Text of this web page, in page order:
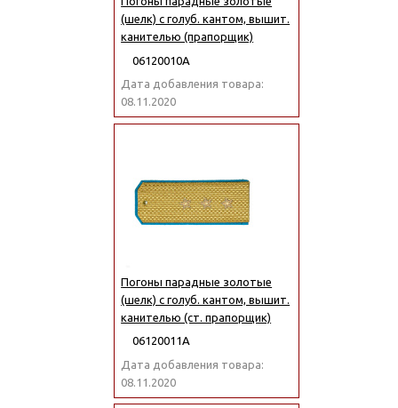
(шелк) с голуб. кантом, вышит.
канителью (прапорщик)
06120010А
Дата добавления товара:
08.11.2020
Погоны парадные золотые
(шелк) с голуб. кантом, вышит.
канителью (ст. прапорщик)
06120011А
Дата добавления товара:
08.11.2020